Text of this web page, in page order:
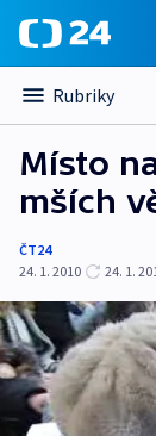
Rubriky
Místo
mších
ČT24
24. 1. 2010
24. 1.